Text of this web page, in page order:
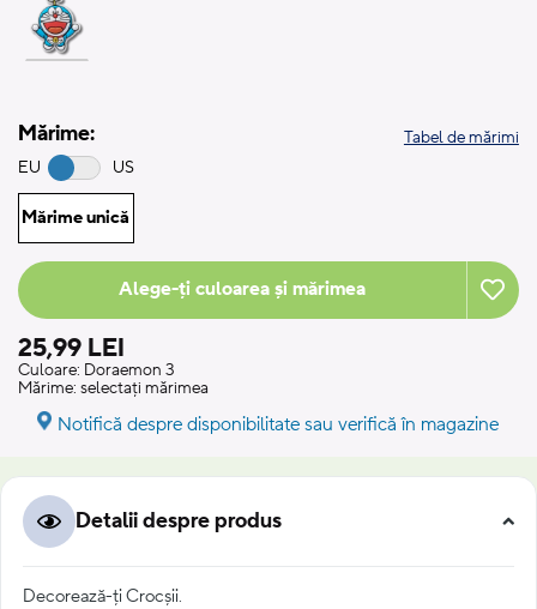
Mărime:
EU US
Tabel de mărimi
Mărime unică
Alege-ți culoarea și mărimea
25,99 LEI
Culoare: Doraemon 3
Mărime: selectați mărimea
Notifică despre disponibilitate sau verifică în magazine
Detalii despre produs
Decorează-ți Crocșii.